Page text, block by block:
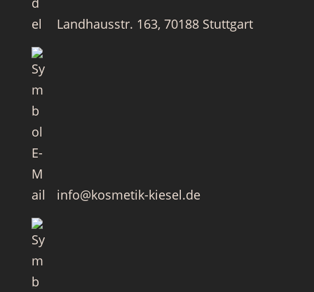
Landhausstr. 163, 70188 Stuttgart
info@kosmetik-kiesel.de